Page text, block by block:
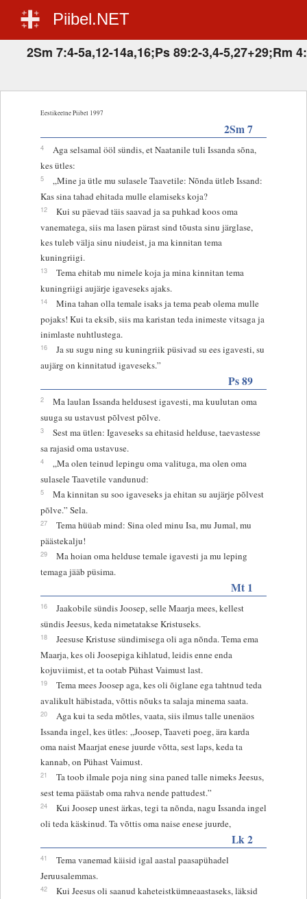
Piibel.NET
2Sm 7:4-5a,12-14a,16;Ps 89:2-3,4-5,27+29;Rm
Eestikeelne Piibel 1997
2Sm 7
4
Aga selsamal ööl sündis, et Naatanile tuli Issanda sõna,
kes ütles:
5
„Mine ja ütle mu sulasele Taavetile: Nõnda ütleb Issand:
Kas sina tahad ehitada mulle elamiseks koja?
12
Kui su päevad täis saavad ja sa puhkad koos oma
vanematega, siis ma lasen pärast sind tõusta sinu järglase,
kes tuleb välja sinu niudeist, ja ma kinnitan tema
kuningriigi.
13
Tema ehitab mu nimele koja ja mina kinnitan tema
kuningriigi aujärje igaveseks ajaks.
14
Mina tahan olla temale isaks ja tema peab olema mulle
pojaks! Kui ta eksib, siis ma karistan teda inimeste vitsaga ja
inimlaste nuhtlustega.
16
Ja su sugu ning su kuningriik püsivad su ees igavesti, su
aujärg on kinnitatud igaveseks.”
Ps 89
2
Ma laulan Issanda heldusest igavesti, ma kuulutan oma
suuga su ustavust põlvest põlve.
3
Sest ma ütlen: Igaveseks sa ehitasid helduse, taevastesse
sa rajasid oma ustavuse.
4
„Ma olen teinud lepingu oma valituga, ma olen oma
sulasele Taavetile vandunud:
5
Ma kinnitan su soo igaveseks ja ehitan su aujärje põlvest
põlve.” Sela.
27
Tema hüüab mind: Sina oled minu Isa, mu Jumal, mu
päästekalju!
29
Ma hoian oma helduse temale igavesti ja mu leping
temaga jääb püsima.
Mt 1
16
Jaakobile sündis Joosep, selle Maarja mees, kellest
sündis Jeesus, keda nimetatakse Kristuseks.
18
Jeesuse Kristuse sündimisega oli aga nõnda. Tema ema
Maarja, kes oli Joosepiga kihlatud, leidis enne enda
kojuviimist, et ta ootab Pühast Vaimust last.
19
Tema mees Joosep aga, kes oli õiglane ega tahtnud teda
avalikult häbistada, võttis nõuks ta salaja minema saata.
20
Aga kui ta seda mõtles, vaata, siis ilmus talle unenäos
Issanda ingel, kes ütles: „Joosep, Taaveti poeg, ära karda
oma naist Maarjat enese juurde võtta, sest laps, keda ta
kannab, on Pühast Vaimust.
21
Ta toob ilmale poja ning sina paned talle nimeks Jeesus,
sest tema päästab oma rahva nende pattudest.”
24
Kui Joosep unest ärkas, tegi ta nõnda, nagu Issanda ingel
oli teda käskinud. Ta võttis oma naise enese juurde,
Lk 2
41
Tema vanemad käisid igal aastal paasapühadel
Jeruusalemmas.
42
Kui Jeesus oli saanud kaheteistkümneaastaseks, läksid